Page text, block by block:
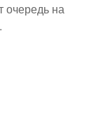
очередь на